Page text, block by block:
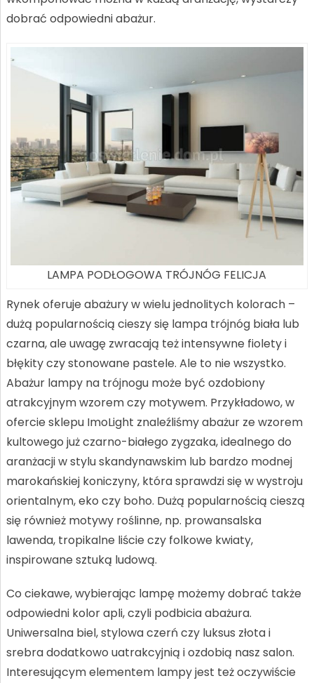
dobrać odpowiedni abażur.
LAMPA PODŁOGOWA TRÓJNÓG FELICJA
Rynek oferuje abażury w wielu jednolitych kolorach –
dużą popularnością cieszy się lampa trójnóg biała lub
czarna, ale uwagę zwracają też intensywne fiolety i
błękity czy stonowane pastele. Ale to nie wszystko.
Abażur lampy na trójnogu może być ozdobiony
atrakcyjnym wzorem czy motywem. Przykładowo, w
ofercie sklepu ImoLight znaleźliśmy abażur ze wzorem
kultowego już czarno-białego zygzaka, idealnego do
aranżacji w stylu skandynawskim lub bardzo modnej
marokańskiej koniczyny, która sprawdzi się w wystroju
orientalnym, eko czy boho. Dużą popularnością cieszą
się również motywy roślinne, np. prowansalska
lawenda, tropikalne liście czy folkowe kwiaty,
inspirowane sztuką ludową.
Co ciekawe, wybierając lampę możemy dobrać także
odpowiedni kolor apli, czyli podbicia abażura.
Uniwersalna biel, stylowa czerń czy luksus złota i
srebra dodatkowo uatrakcyjnią i ozdobią nasz salon.
Interesującym elementem lampy jest też oczywiście